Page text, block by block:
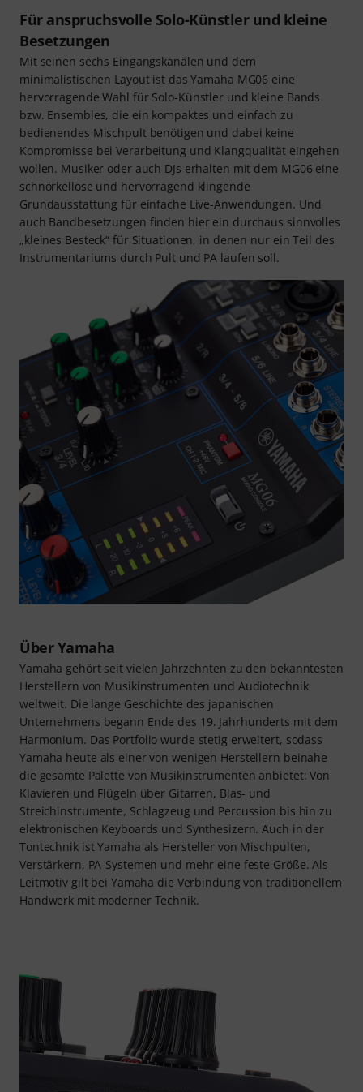
Für anspruchsvolle Solo-Künstler und kleine
Besetzungen
Mit seinen sechs Eingangskanälen und dem
minimalistischen Layout ist das Yamaha MG06 eine
hervorragende Wahl für Solo-Künstler und kleine Bands
bzw. Ensembles, die ein kompaktes und einfach zu
bedienendes Mischpult benötigen und dabei keine
Kompromisse bei Verarbeitung und Klangqualität eingehen
wollen. Musiker oder auch DJs erhalten mit dem MG06 eine
schnörkellose und hervorragend klingende
Grundausstattung für einfache Live-Anwendungen. Und
auch Bandbesetzungen finden hier ein durchaus sinnvolles
„kleines Besteck“ für Situationen, in denen nur ein Teil des
Instrumentariums durch Pult und PA laufen soll.
Über Yamaha
Yamaha gehört seit vielen Jahrzehnten zu den bekanntesten
Herstellern von Musikinstrumenten und Audiotechnik
weltweit. Die lange Geschichte des japanischen
Unternehmens begann Ende des 19. Jahrhunderts mit dem
Harmonium. Das Portfolio wurde stetig erweitert, sodass
Yamaha heute als einer von wenigen Herstellern beinahe
die gesamte Palette von Musikinstrumenten anbietet: Von
Klavieren und Flügeln über Gitarren, Blas- und
Streichinstrumente, Schlagzeug und Percussion bis hin zu
elektronischen Keyboards und Synthesizern. Auch in der
Tontechnik ist Yamaha als Hersteller von Mischpulten,
Verstärkern, PA-Systemen und mehr eine feste Größe. Als
Leitmotiv gilt bei Yamaha die Verbindung von traditionellem
Handwerk mit moderner Technik.